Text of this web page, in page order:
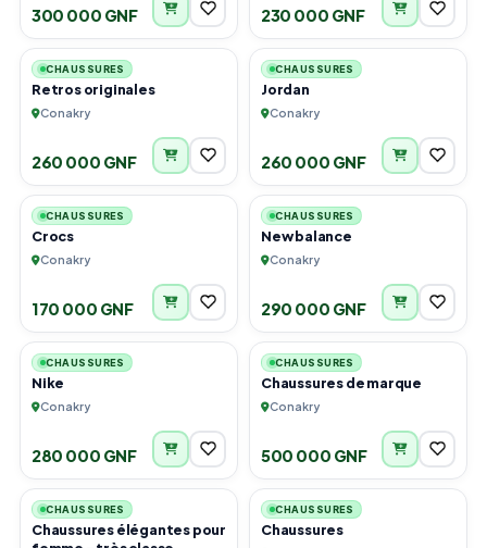
300 000 GNF 230 000 GNF
6
CHAUSSURES
Retros originales
Conakry
260 000 GNF
5
CHAUSSURES
Jordan
Conakry
260 000 GNF
3
CHAUSSURES
Crocs
Conakry
170 000 GNF
2
CHAUSSURES
New balance
Conakry
290 000 GNF
4
CHAUSSURES
Nike
Conakry
280 000 GNF
2
CHAUSSURES
Chaussures de marque
Conakry
500 000 GNF
3
CHAUSSURES
Chaussures élégantes pour
3
CHAUSSURES
Chaussures